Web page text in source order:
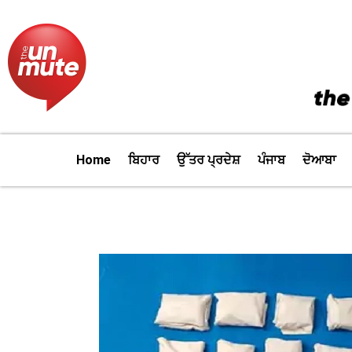
content
Home ਬਿਹਾਰ ਉੱਤਰ ਪ੍ਰਦੇਸ਼ ਪੰਜਾਬ ਦੋਆਬਾ